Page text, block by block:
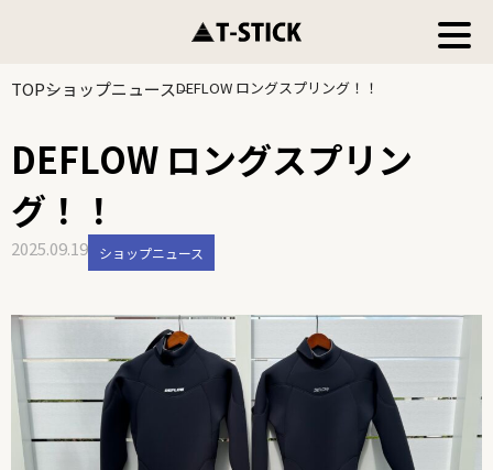
TOPショップニュースDEFLOW ロングスプリング！！
DEFLOW ロングスプリン
グ！！
2025.09.19 ショップニュース